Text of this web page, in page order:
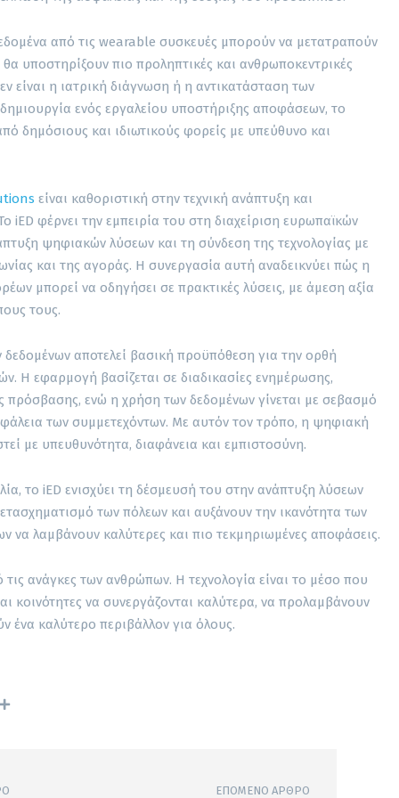
από τις wearable συσκευές μπορούν να μετατραπούν
υποστηρίξουν πιο προληπτικές και ανθρωποκεντρικές
είναι η ιατρική διάγνωση ή η αντικατάσταση των
ενός εργαλείου υποστήριξης αποφάσεων, το
δημόσιους και ιδιωτικούς φορείς με υπεύθυνο και
είναι καθοριστική στην τεχνική ανάπτυξη και
φέρνει την εμπειρία του στη διαχείριση ευρωπαϊκών
ψηφιακών λύσεων και τη σύνδεση της τεχνολογίας με
και της αγοράς. Η συνεργασία αυτή αναδεικνύει πώς η
μπορεί να οδηγήσει σε πρακτικές λύσεις, με άμεση αξία
τους.
αποτελεί βασική προϋπόθεση για την ορθή
Η εφαρμογή βασίζεται σε διαδικασίες ενημέρωσης,
πρόσβασης, ενώ η χρήση των δεδομένων γίνεται με σεβασμό
των συμμετεχόντων. Με αυτόν τον τρόπο, η ψηφιακή
με υπευθυνότητα, διαφάνεια και εμπιστοσύνη.
το iED ενισχύει τη δέσμευσή του στην ανάπτυξη λύσεων
των πόλεων και αυξάνουν την ικανότητα των
να λαμβάνουν καλύτερες και πιο τεκμηριωμένες αποφάσεις.
τις ανάγκες των ανθρώπων. Η τεχνολογία είναι το μέσο που
κοινότητες να συνεργάζονται καλύτερα, να προλαμβάνουν
ένα καλύτερο περιβάλλον για όλους.
ΕΠΌΜΕΝΟ ΆΡΘΡΟ